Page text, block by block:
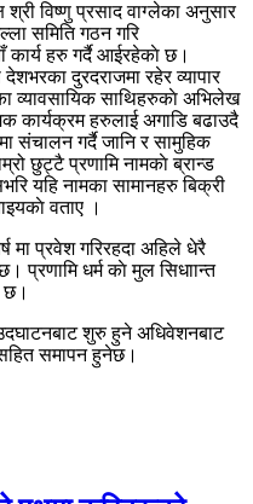
विष्णु प्रसाद वाग्लेका अनुसार
समिति गठन गरि
कार्य हरु गर्दै आईरहेकाे छ।
दुरदराजमा रहेर व्यापार
व्यावसायिक साथिहरुकाे अभिलेख
कार्यक्रम हरुलाई अगाडि बढाउदै
संचालन गर्दै जानि र सामुहिक
छुट्टै प्रणामि नामकाे ब्रान्ड
यहि नामका सामानहरु बिक्री
वताए ।
मा प्रवेश गरिरहदा अहिले धेरै
प्रणामि धर्म काे मुल सिधाान्त
छ।
शुरु हुने अधिवेशनबाट
समापन हुनेछ।